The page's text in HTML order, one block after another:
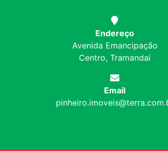
Endereço
Avenida Emancipação
Centro, Tramandaí
Email